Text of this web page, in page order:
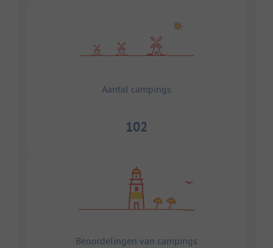
Aantal campings
102
Beoordelingen van campings